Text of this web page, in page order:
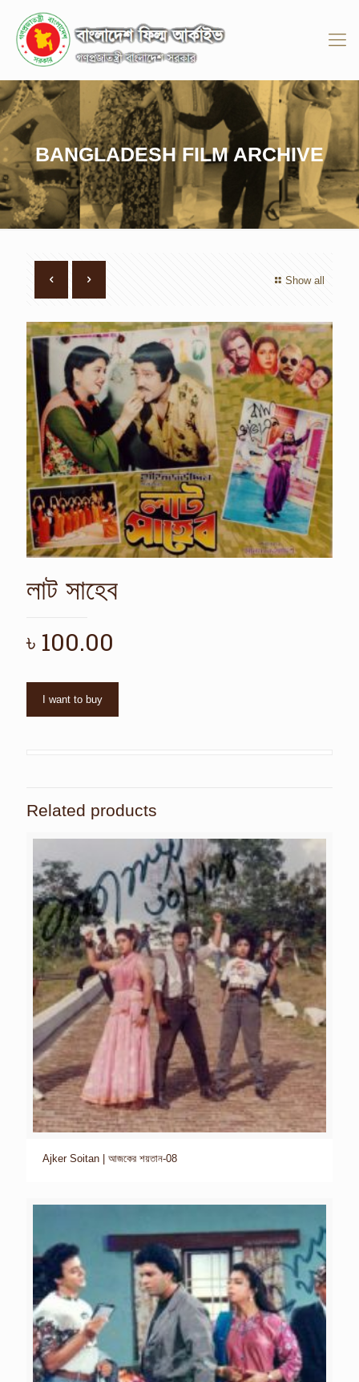
BANGLADESH FILM ARCHIVE
Show all
লাট সাহেব
৳ 100.00
I want to buy
Related products
Ajker Soitan | আজকের শয়তান-08